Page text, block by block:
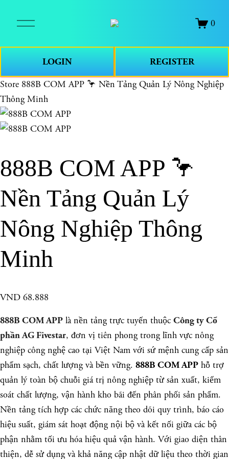
O
e
e
n
u
0
LOGIN REGISTER
Store 888B COM APP 🦩 Nền Tảng Quản Lý Nông Nghiệp
Thông Minh
888B COM APP 🦩
Nền Tảng Quản Lý
Nông Nghiệp Thông
Minh
VND 68.888
888B COM APP là nền tảng trực tuyến thuộc Công ty Cổ
phần AG Fivestar, đơn vị tiên phong trong lĩnh vực nông
nghiệp công nghệ cao tại Việt Nam với sứ mệnh cung cấp sản
phẩm sạch, chất lượng và bền vững. 888B COM APP hỗ trợ
quản lý toàn bộ chuỗi giá trị nông nghiệp từ sản xuất, kiểm
soát chất lượng, vận hành kho bãi đến phân phối sản phẩm.
Nền tảng tích hợp các chức năng theo dõi quy trình, báo cáo
hiệu suất, giám sát hoạt động nội bộ và kết nối giữa các bộ
phận nhằm tối ưu hóa hiệu quả vận hành. Với giao diện thân
thiện, dễ sử dụng và khả năng cập nhật dữ liệu theo thời gian